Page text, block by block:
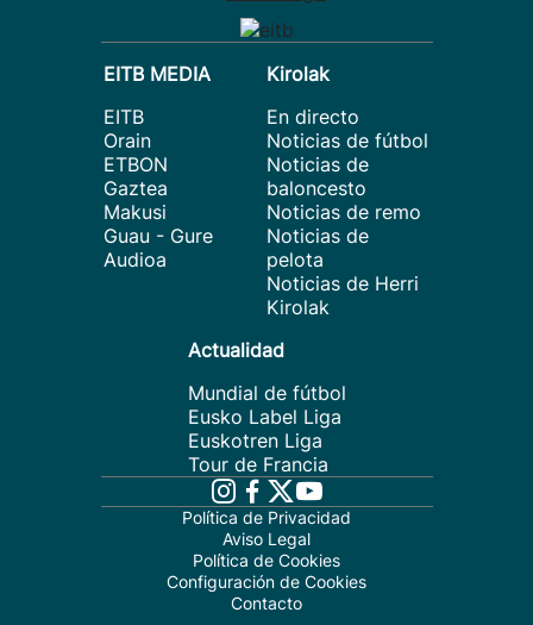
EITB MEDIA
EITB
Orain
ETBON
Gaztea
Makusi
Guau - Gure
Audioa
Kirolak
En directo
Noticias de fútbol
Noticias de
baloncesto
Noticias de remo
Noticias de
pelota
Noticias de Herri
Kirolak
Actualidad
Mundial de fútbol
Eusko Label Liga
Euskotren Liga
Tour de Francia
Política de Privacidad
Aviso Legal
Política de Cookies
Configuración de Cookies
Contacto